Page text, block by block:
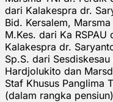
dari Kalakespra dr.
Bid. Kersalem,
M.Kes. dari Ka
Kalakespra dr.
Sp.S. dari
Hardjolukito dan
Staf Khusus Panglima
(dalam rangka